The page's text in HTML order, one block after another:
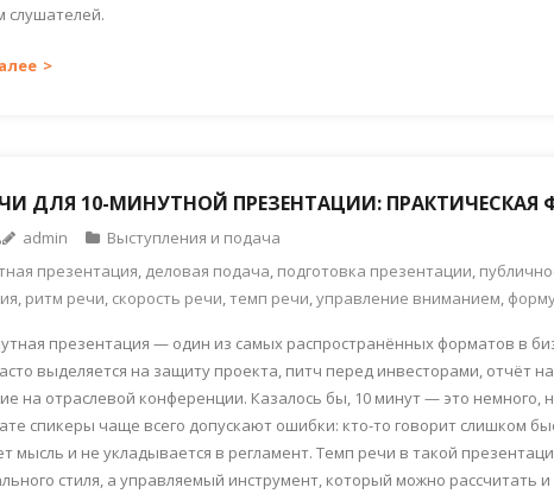
слушателей.
ДЛЯ 10-МИНУТНОЙ ПРЕЗЕНТАЦИИ:
admin
Выступления и подача
презентация, деловая подача, подготовка презентации,
, ритм речи, скорость речи,темп речи,управление вниманием,
презентация — один из самых распространённых форматов в
выделяется на защиту проекта, питч перед инвесторами, отчёт
на отраслевой конференции. Казалось бы, 10 минут — это немного,
спикеры чаще всего допускают ошибки: кто-то говорит слишком
мысль и не укладывается в регламент. Темп речи в такой
стиля, а управляемый инструмент, который можно рассчитать